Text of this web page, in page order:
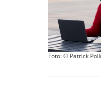
Foto: © Patrick